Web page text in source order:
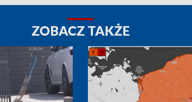
ZOBACZ TAKŻE